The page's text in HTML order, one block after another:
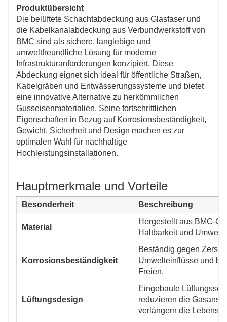
Produktübersicht
Die belüftete Schachtabdeckung aus Glasfaser und
die Kabelkanalabdeckung aus Verbundwerkstoff von
BMC sind als sichere, langlebige und
umweltfreundliche Lösung für moderne
Infrastrukturanforderungen konzipiert. Diese
Abdeckung eignet sich ideal für öffentliche Straßen,
Kabelgräben und Entwässerungssysteme und bietet
eine innovative Alternative zu herkömmlichen
Gusseisenmaterialien. Seine fortschrittlichen
Eigenschaften in Bezug auf Korrosionsbeständigkeit,
Gewicht, Sicherheit und Design machen es zur
optimalen Wahl für nachhaltige
Hochleistungsinstallationen.
Hauptmerkmale und Vorteile
Besonderheit Beschreibung
Material
Hergestellt aus BMC-
Haltbarkeit und
Korrosionsbeständigkeit
Beständig gegen
Umwelteinflüsse und
Freien.
Lüftungsdesign
Eingebaute
reduzieren die
verlängern die